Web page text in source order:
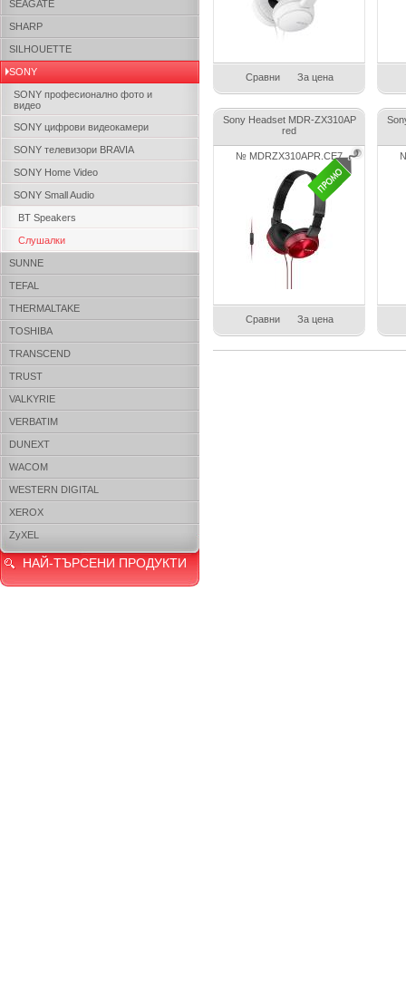
SEAGATE
SHARP
SILHOUETTE
SONY
SONY професионалнo фото и
видео
SONY цифрови видеокамери
SONY телевизори BRAVIA
SONY Home Video
SONY Small Audio
BT Speakers
Слушалки
SUNNE
TEFAL
THERMALTAKE
TOSHIBA
TRANSCEND
TRUST
VALKYRIE
VERBATIM
DUNEXT
WACOM
WESTERN DIGITAL
XEROX
ZyXEL
НАЙ-ТЪРСЕНИ ПРОДУКТИ
Сравни За цена
Sony Headset MDR-ZX310AP
red
№ MDRZX310APR.CE7
Сравни За цена